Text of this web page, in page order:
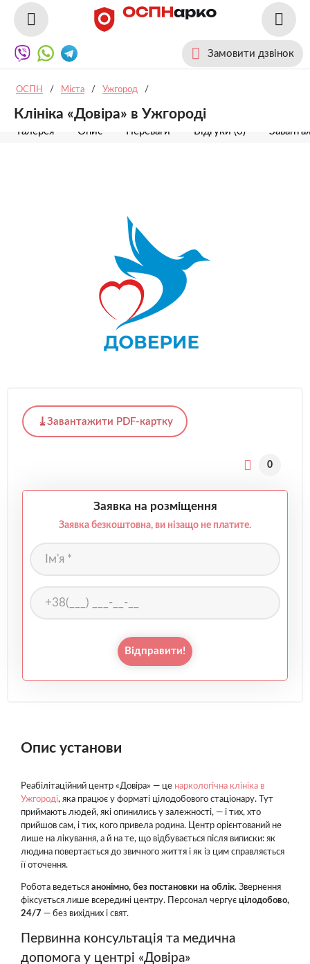
Замовити дзвінок
ОСПН / Міста / Ужгород /
Клініка «Довіра» в Ужгороді
Галерея Опис Переваги Відгуки (0)
Завантажити PDF-картку
0
Заявка на розміщення
Заявка безкоштовна, ви нізащо не платите.
Відправити!
Опис установи
Реабілітаційний центр «Довіра» — це наркологічна клініка в
Ужгороді, яка працює у форматі цілодобового стаціонару. Тут
приймають людей, які опинились у залежності, — і тих, хто
прийшов сам, і тих, кого привела родина. Центр орієнтований не
лише на лікування, а й на те, що відбувається після виписки: як
людина повертається до звичного життя і як із цим справляється
її оточення.
Робота ведеться анонімно, без постановки на облік. Звернення
фіксується лише всередині центру. Персонал чергує цілодобово,
24/7 — без вихідних і свят.
Первинна консультація та медична
допомога у центрі «Довіра»